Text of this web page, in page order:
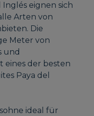
Inglés eignen sich
Arten von
Die
Meter von
und
eines der besten
Paya del
ideal für